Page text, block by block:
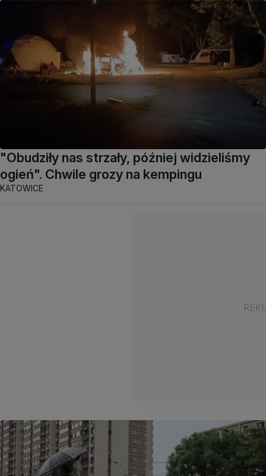
"Obudziły nas strzały, później widzieliśmy
ogień". Chwile grozy na kempingu
KATOWICE